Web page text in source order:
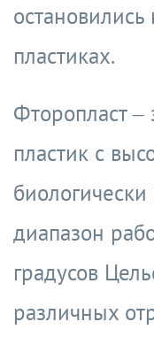
пластиках.
Фторопласт
пластик с
диапазон
градусов
различных